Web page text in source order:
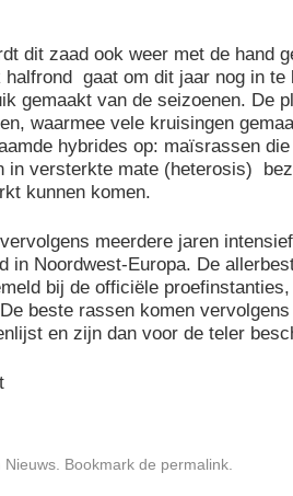
dit zaad ook weer met de hand
halfrond gaat om dit jaar nog in te
gemaakt van de seizoenen. De
waarmee vele kruisingen
hybrides op: maïsrassen
in versterkte mate (heterosis)
kunnen komen.
meerdere jaren
in Noordwest-Europa. De
bij de officiële
beste rassen komen
en zijn dan voor de teler
Nieuws . Bookmark de permalink